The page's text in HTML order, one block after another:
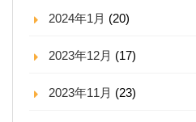
2024年1月 (20)
2023年12月 (17)
2023年11月 (23)